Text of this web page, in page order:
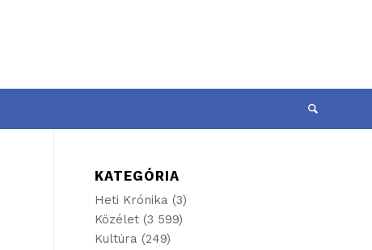
KATEGÓRIA
Heti Krónika (3)
Közélet (3 599)
Kultúra (249)